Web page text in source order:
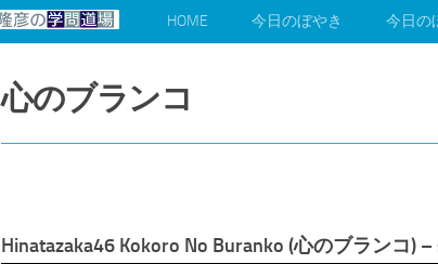
HOME 今日のぼやき 今日の
心のブランコ
Hinatazaka46 Kokoro No Buranko (心のブランコ)